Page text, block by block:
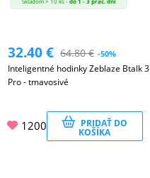
32.40€ 64.80€ -50%
Inteligentné hodinky Zeblaze Btalk 3
Pro - tmavosivé
1200 PRIDAŤ DO
KOŠÍKA